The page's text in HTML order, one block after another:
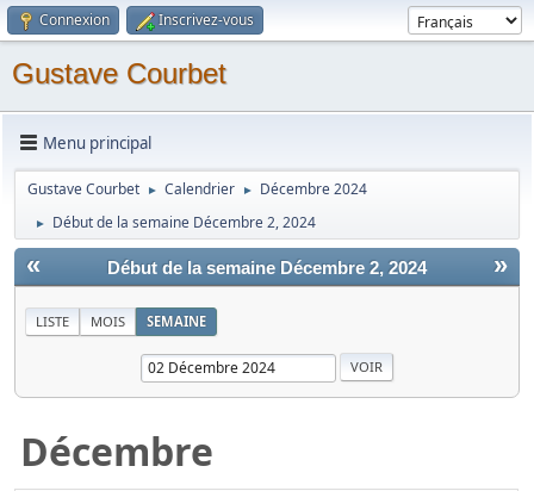
Connexion Inscrivez-vous
Gustave Courbet
Menu principal
Gustave Courbet ► Calendrier ► Décembre 2024
► Début de la semaine Décembre 2, 2024
« »
Début de la semaine Décembre 2, 2024
LISTE MOIS SEMAINE
Décembre